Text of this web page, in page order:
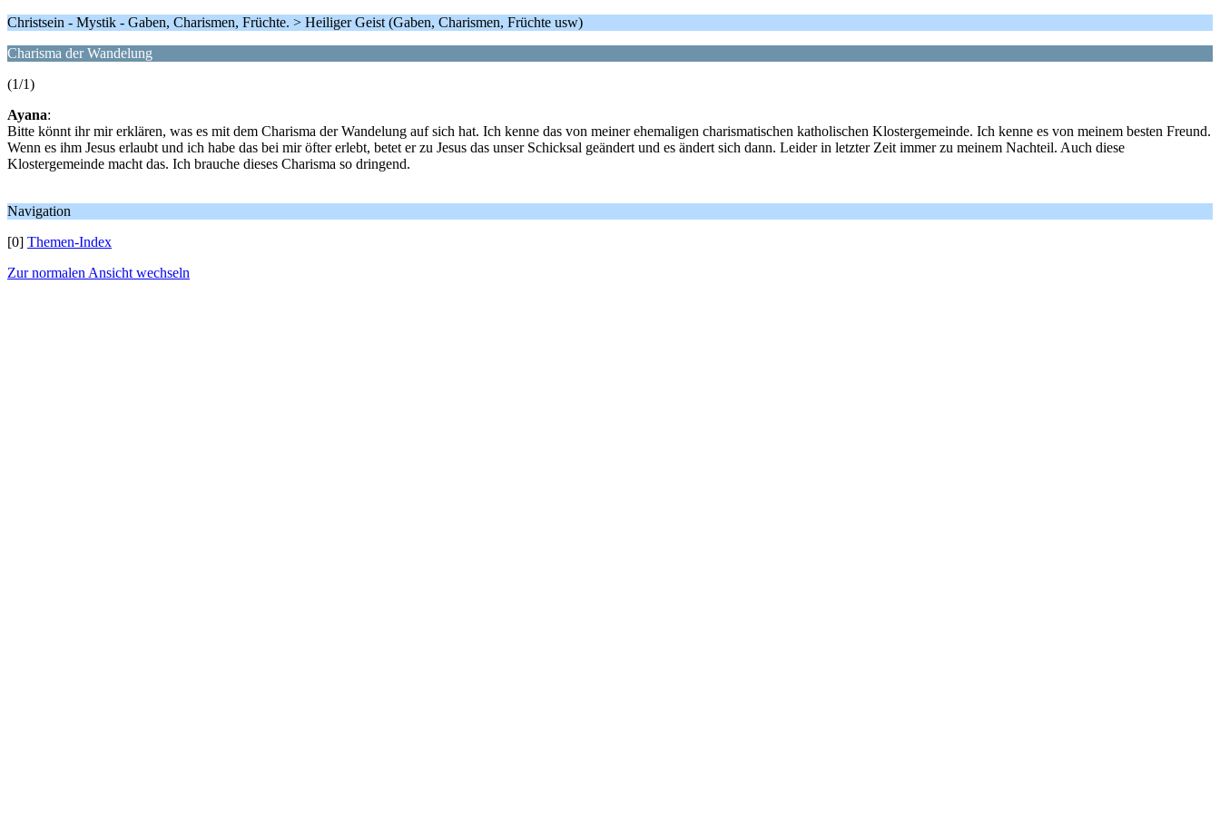
Christsein - Mystik - Gaben, Charismen, Früchte. > Heiliger Geist (Gaben, Charismen, Früchte usw)
Charisma der Wandelung
(1/1)
Ayana:
Bitte könnt ihr mir erklären, was es mit dem Charisma der Wandelung auf sich hat. Ich kenne das von meiner ehemaligen charismatischen katholischen Klostergemeinde. Ich kenne es von meinem besten Freund.
Wenn es ihm Jesus erlaubt und ich habe das bei mir öfter erlebt, betet er zu Jesus das unser Schicksal geändert und es ändert sich dann. Leider in letzter Zeit immer zu meinem Nachteil. Auch diese
Klostergemeinde macht das. Ich brauche dieses Charisma so dringend.
Navigation
[0] Themen-Index
Zur normalen Ansicht wechseln